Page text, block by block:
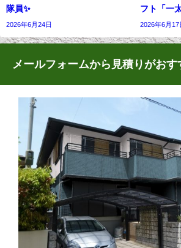
隊員✨
2026年6月24日
フト「一
2026年6月17
メールフォームから見積りがおす